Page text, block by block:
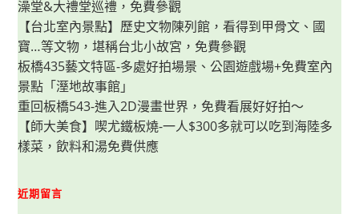
桌
邊
服
務，
吃
得
輕
鬆
又
飽
足
澡堂&大禮堂巡禮，免費參觀
【台北室內景點】歷史文物陳列館，看得到甲骨文、國
寶…等文物，堪稱台北小故宮，免費參觀
板橋435藝文特區-多處好拍場景、公園遊戲場+免費室內
景點「溼地故事館」
重回板橋543-進入2D漫畫世界，免費看展好好拍～
【師大美食】喫尤鐵板燒-一人$300多就可以吃到海陸多
樣菜，飲料和湯免費供應
近期留言